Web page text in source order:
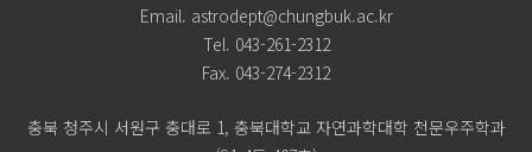
Email. astrodept@chungbuk.ac.kr
Tel. 043-261-2312
Fax. 043-274-2312
충북 청주시 서원구 충대로 1, 충북대학교 자연과학대학 천문우주학과